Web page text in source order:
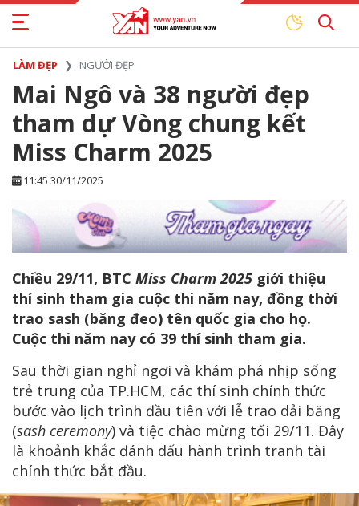
LÀM ĐẸP NGƯỜI ĐẸP
Mai Ngô và 38 người đẹp
tham dự Vòng chung kết
Miss Charm 2025
11:45 30/11/2025
Chiều 29/11, BTC Miss Charm 2025 giới thiệu
thí sinh tham gia cuộc thi năm nay, đồng thời
trao sash (băng đeo) tên quốc gia cho họ.
Cuộc thi năm nay có 39 thí sinh tham gia.
Sau thời gian nghỉ ngơi và khám phá nhịp sống
trẻ trung của TP.HCM, các thí sinh chính thức
bước vào lịch trình đầu tiên với lễ trao dải băng
(sash ceremony) và tiệc chào mừng tối 29/11. Đây
là khoảnh khắc đánh dấu hành trình tranh tài
chính thức bắt đầu.